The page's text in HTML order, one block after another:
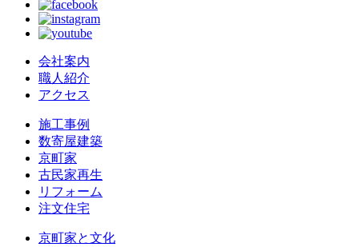
会社案内
職人紹介
アクセス
施工事例
数寄屋建築
京町家
古民家再生
リフォーム
注文住宅
京町家と文化